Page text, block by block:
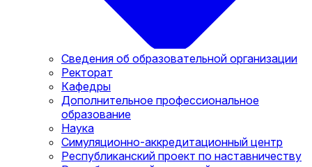
Сведения об образовательной организации
Ректорат
Кафедры
Дополнительное профессиональное
образование
Наука
Симуляционно-аккредитационный центр
Республиканский проект по наставничеству